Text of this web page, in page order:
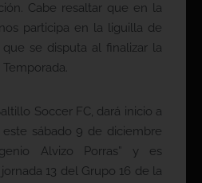
Cabe resaltar que en la
participa en la liguilla de
se disputa al finalizar la
Soccer FC, dará inicio a
sábado 9 de diciembre
Alvizo Porras” y es
13 del Grupo 16 de la